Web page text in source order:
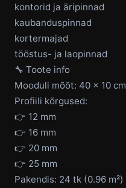
kontorid ja äripinnad
kaubanduspinnad
kortermajad
tööstus- ja laopinnad
🔧 Toote info
Mooduli mõõt: 40 × 10 cm
Profiili kõrgused:
👉 12 mm
👉 16 mm
👉 20 mm
👉 25 mm
Pakendis: 24 tk (0.96 m²)